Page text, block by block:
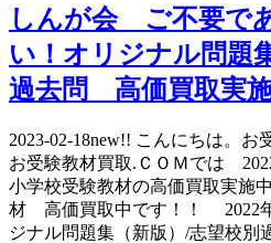
しんが会 ご不要で
い！オリジナル問題
過去問 高価買取実施
2023-02-18new!! こんにちは。
お受験教材買取.ＣＯＭでは
小学校受験教材の高価買取実施
材 高価買取中です！！ 2022
ジナル問題集（新版）/志望校別